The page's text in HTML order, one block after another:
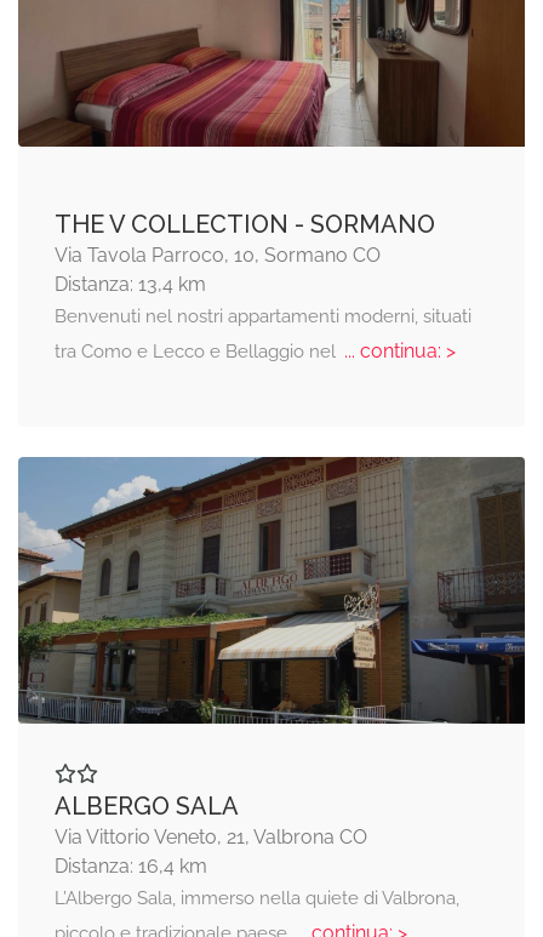
THE V COLLECTION - SORMANO
Via Tavola Parroco, 10, Sormano CO
Distanza: 13,4 km
Benvenuti nel nostri appartamenti moderni, situati
tra Como e Lecco e Bellaggio nel... continua: >
ALBERGO SALA
Via Vittorio Veneto, 21, Valbrona CO
Distanza: 16,4 km
L’Albergo Sala, immerso nella quiete di Valbrona,